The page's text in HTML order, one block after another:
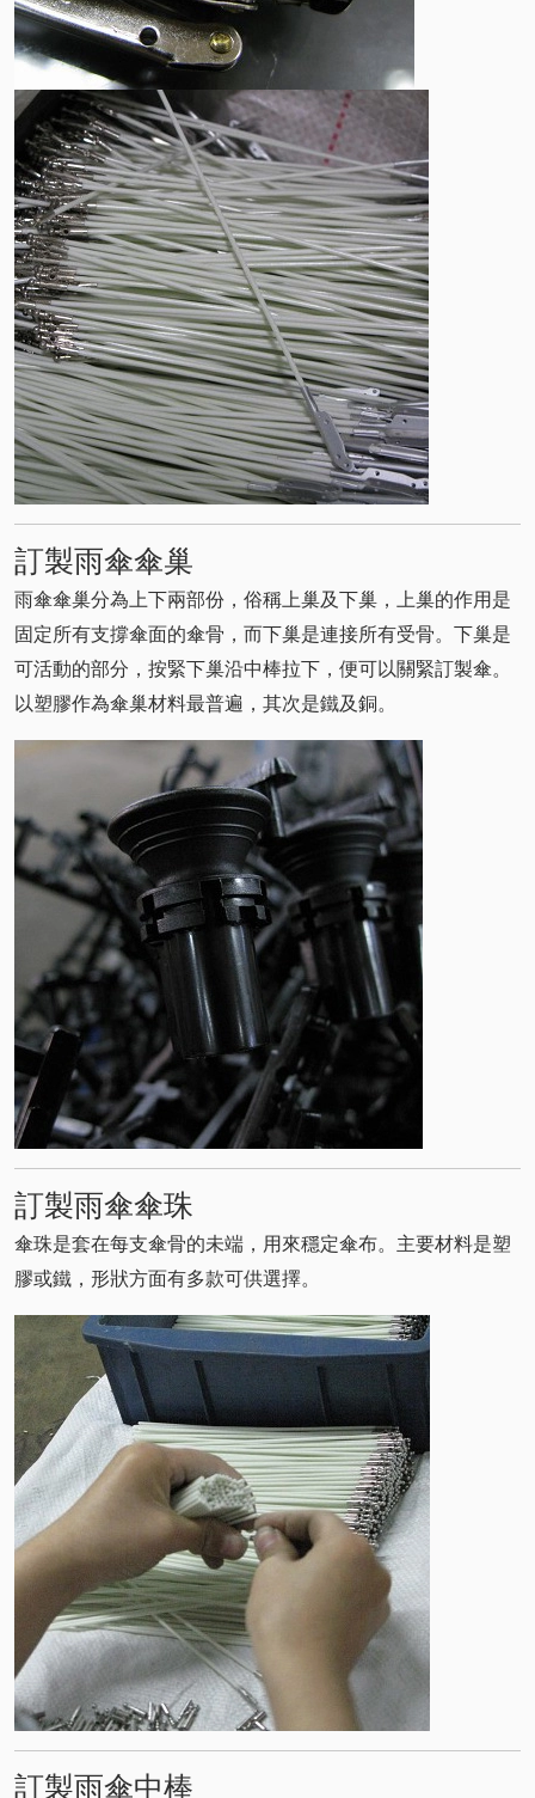
訂製雨傘傘巢
雨傘傘巢分為上下兩部份，俗稱上巢及下巢，上巢的作用是
固定所有支撐傘面的傘骨，而下巢是連接所有受骨。下巢是
可活動的部分，按緊下巢沿中棒拉下，便可以關緊訂製傘。
以塑膠作為傘巢材料最普遍，其次是鐵及銅。
訂製雨傘傘珠
傘珠是套在每支傘骨的未端，用來穩定傘布。主要材料是塑
膠或鐵，形狀方面有多款可供選擇。
訂製雨傘中棒